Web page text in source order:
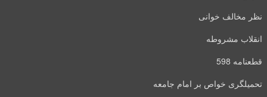
نظر مخالف خوانی
انقلاب مشروطه
قطعنامه 598
تحمیلگری خواص بر امام جامعه